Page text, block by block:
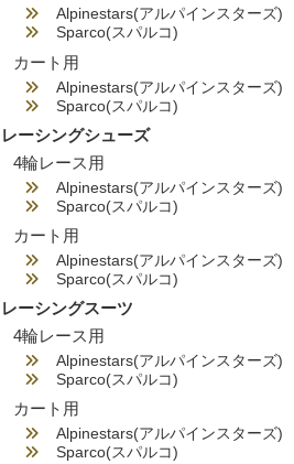
Alpinestars(アルパインスターズ)
Sparco(スパルコ)
カート用
Alpinestars(アルパインスターズ)
Sparco(スパルコ)
レーシングシューズ
4輪レース用
Alpinestars(アルパインスターズ)
Sparco(スパルコ)
カート用
Alpinestars(アルパインスターズ)
Sparco(スパルコ)
レーシングスーツ
4輪レース用
Alpinestars(アルパインスターズ)
Sparco(スパルコ)
カート用
Alpinestars(アルパインスターズ)
Sparco(スパルコ)